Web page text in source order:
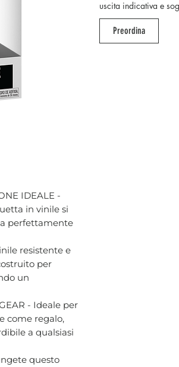
IDEALE -
in vinile si
perfettamente
resistente e
per
un
- Ideale per
come regalo,
a qualsiasi
questo
uscita indicativa e
Preordina